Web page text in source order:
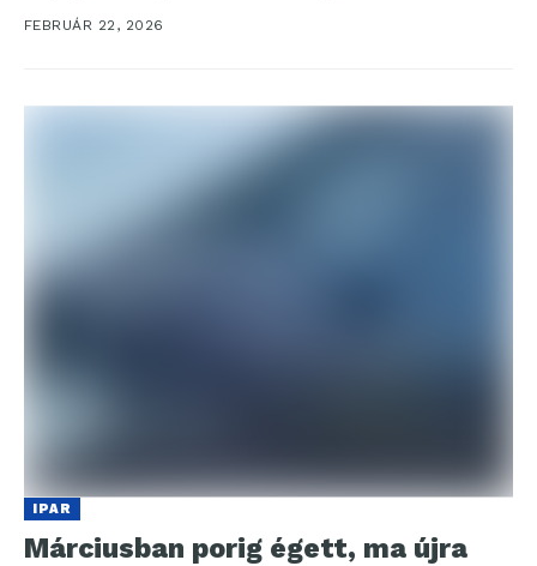
nyomon követést az új géntechnológiával...
FEBRUÁR 22, 2026
IPAR
Márciusban porig égett, ma újra